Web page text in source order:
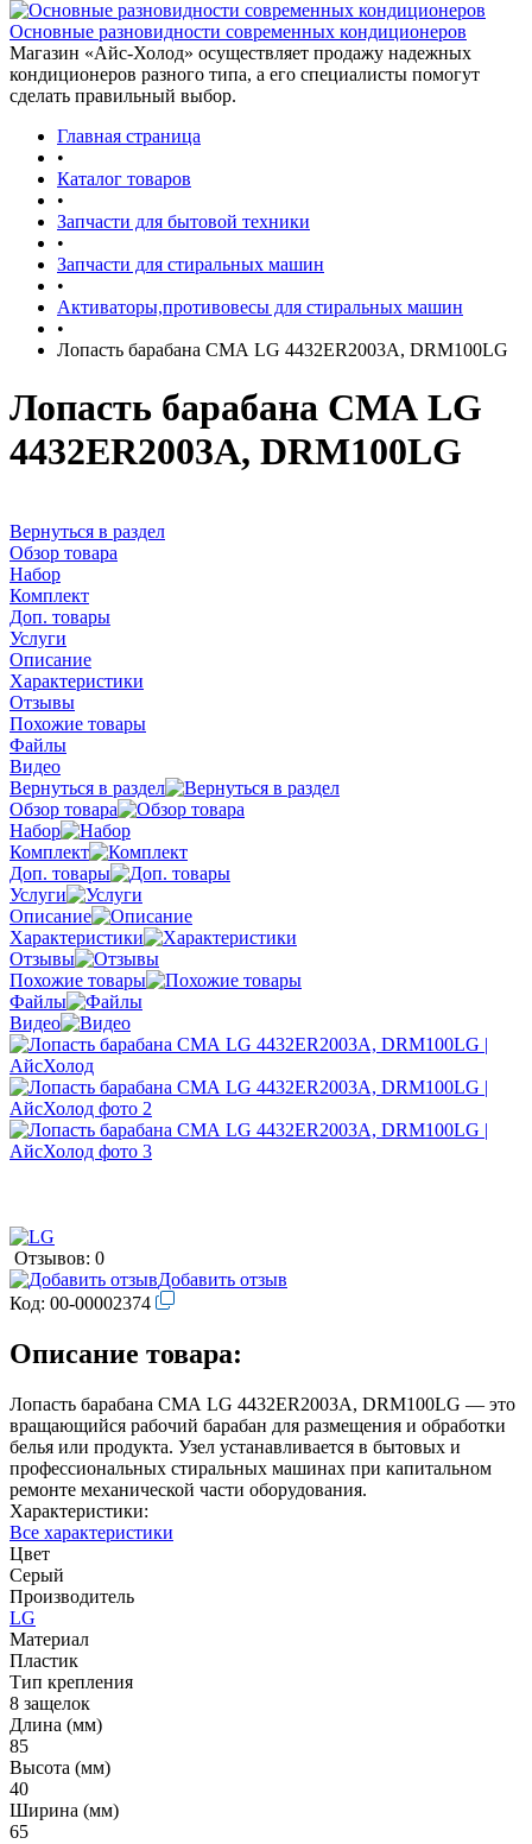
Основные разновидности современных кондиционеров
Магазин «Айс-Холод» осуществляет продажу надежных
кондиционеров разного типа, а его специалисты помогут
сделать правильный выбор.
Главная страница
•
Каталог товаров
•
Запчасти для бытовой техники
•
Запчасти для стиральных машин
•
Активаторы,противовесы для стиральных машин
•
Лопасть барабана СМА LG 4432ER2003A, DRM100LG
Лопасть барабана СМА LG
4432ER2003A, DRM100LG
Вернуться в раздел
Обзор товара
Набор
Комплект
Доп. товары
Услуги
Описание
Характеристики
Отзывы
Похожие товары
Файлы
Видео
Вернуться в раздел
Обзор товара
Набор
Комплект
Доп. товары
Услуги
Описание
Характеристики
Отзывы
Похожие товары
Файлы
Видео
Отзывов: 0
Добавить отзыв
Код: 00-00002374
Описание товара:
Лопасть барабана СМА LG 4432ER2003A, DRM100LG — это
вращающийся рабочий барабан для размещения и обработки
белья или продукта. Узел устанавливается в бытовых и
профессиональных стиральных машинах при капитальном
ремонте механической части оборудования.
Характеристики:
Все характеристики
Цвет
Серый
Производитель
LG
Материал
Пластик
Тип крепления
8 защелок
Длина (мм)
85
Высота (мм)
40
Ширина (мм)
65